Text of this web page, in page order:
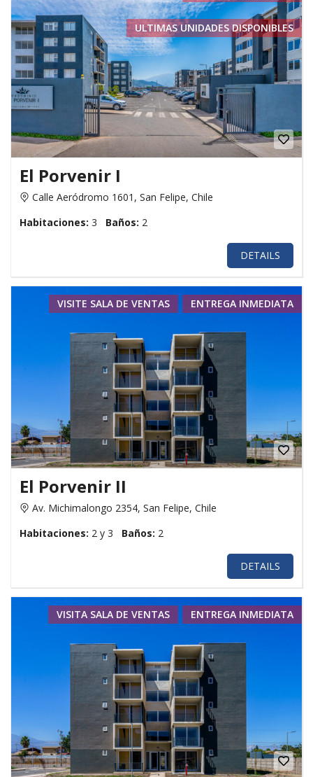
ULTIMAS UNIDADES DISPONIBLES
El Porvenir I
Calle Aeródromo 1601, San Felipe, Chile
Habitaciones: 3 Baños: 2
DETAILS
ENTREGA INMEDIATA
VISITE SALA DE VENTAS
El Porvenir II
Av. Michimalongo 2354, San Felipe, Chile
Habitaciones: 2 y 3 Baños: 2
DETAILS
ENTREGA INMEDIATA
VISITA SALA DE VENTAS